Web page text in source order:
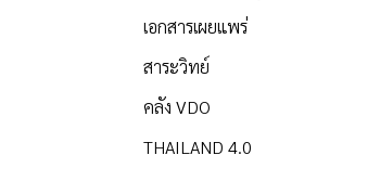
เอกสารเผยแพร่
สาระวิทย์
คลัง VDO
THAILAND 4.0